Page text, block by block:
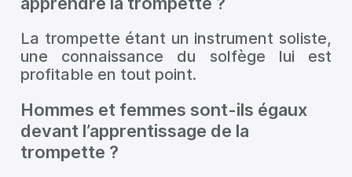
La trompette étant un instrument soliste,
une connaissance du solfège lui est
profitable en tout point.
Hommes et femmes sont-ils égaux
devant l’apprentissage de la
trompette ?